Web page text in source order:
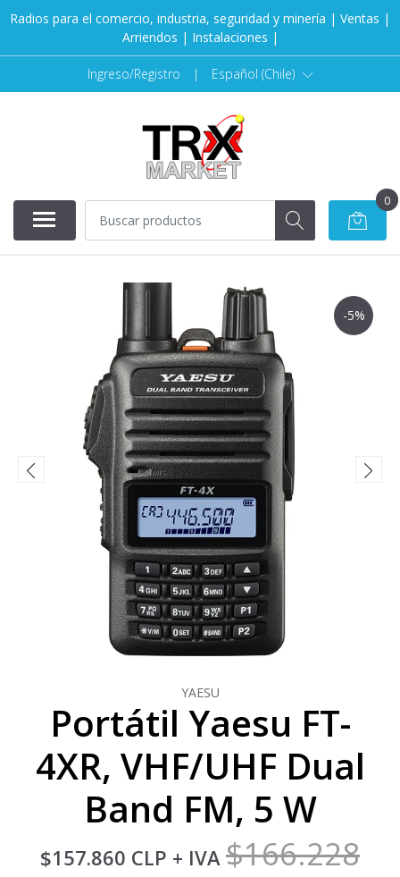
Radios para el comercio, industria, seguridad y minería | Ventas |
Arriendos | Instalaciones |
Ingreso/Registro | Español (Chile)
0
-5%
YAESU
Portátil Yaesu FT-
4XR, VHF/UHF Dual
Band FM, 5 W
$157.860 CLP + IVA $166.228